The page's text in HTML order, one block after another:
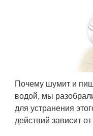
Почему шумит и
водой, мы
для устранения
действий зависит